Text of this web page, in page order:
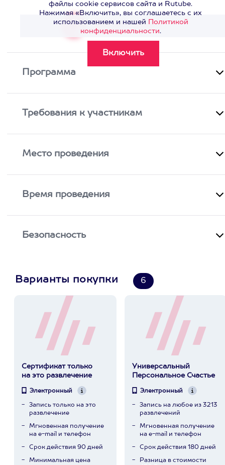
Смотреть видео>
файлы cookie сервисов сайта и Rutube.
Нажимая «Включить», вы соглашаетесь с их
использованием и нашей Политикой
конфиденциальности.
Программа
Требования к участникам
Место проведения
Время проведения
Безопасность
Варианты покупки 6
Сертификат только
на это развлечение
Электронный
Запись только на это
развлечение
Мгновенная получение
на e-mail и телефон
Срок действия 90 дней
Минимальная цена
Универсальный
Персональное Счастье
Электронный
Запись на любое из 3213
развлечений
Мгновенная получение
на e-mail и телефон
Срок действия 180 дней
Разница в стоимости